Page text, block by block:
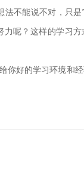
不能说不对，只
呢？这样的学习
好的学习环境和经